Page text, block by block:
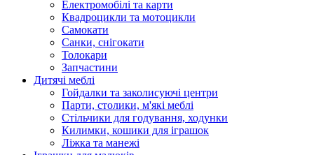
Електромобілі та карти
Квадроцикли та мотоцикли
Самокати
Санки, снігокати
Толокари
Запчастини
Дитячі меблі
Гойдалки та заколисуючі центри
Парти, столики, м'які меблі
Стільчики для годування, ходунки
Килимки, кошики для іграшок
Ліжка та манежі